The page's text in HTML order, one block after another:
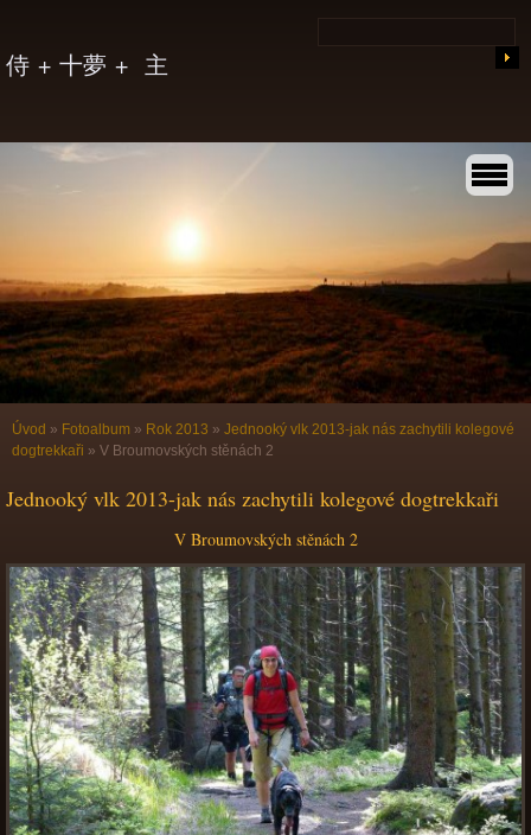
侍 + 十夢 + 主
Úvod » Fotoalbum » Rok 2013 » Jednooký vlk 2013-jak nás zachytili kolegové
dogtrekkaři » V Broumovských stěnách 2
Jednooký vlk 2013-jak nás zachytili kolegové dogtrekkaři
V Broumovských stěnách 2